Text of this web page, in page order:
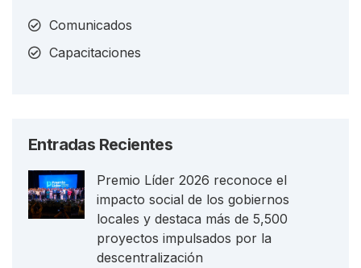
Comunicados
Capacitaciones
Entradas Recientes
Premio Líder 2026 reconoce el
impacto social de los gobiernos
locales y destaca más de 5,500
proyectos impulsados por la
descentralización